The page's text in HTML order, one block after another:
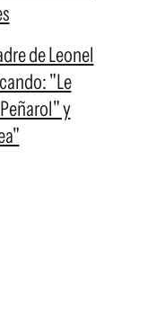
de Leonel
"Le
y